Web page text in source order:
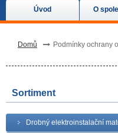
Úvod O
Domů Podmínky ochrany
Sortiment
Drobný elektroinstalační